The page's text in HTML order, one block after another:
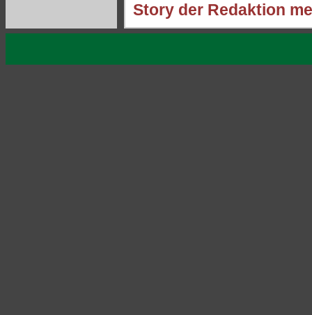
Story der Redaktion